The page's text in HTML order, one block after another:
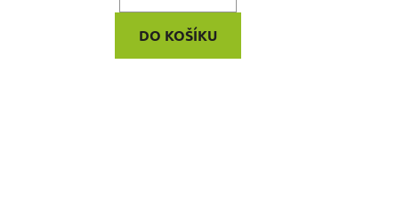
DO KOŠÍKU